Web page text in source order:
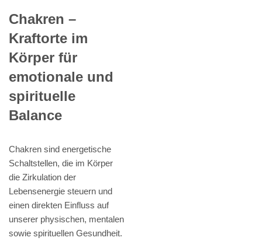
Chakren –
Kraftorte im
Körper für
emotionale und
spirituelle
Balance
Chakren sind energetische
Schaltstellen, die im Körper
die Zirkulation der
Lebensenergie steuern und
einen direkten Einfluss auf
unserer physischen, mentalen
sowie spirituellen Gesundheit.